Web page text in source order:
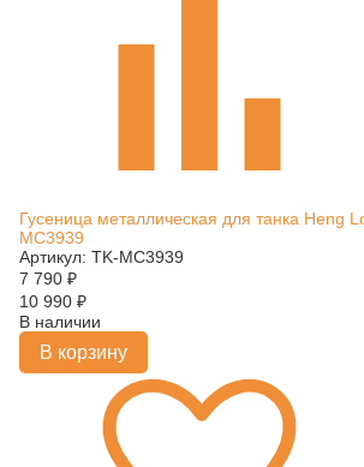
Гусеница металлическая для танка Heng
MC3939
Артикул: TK-MC3939
7 790 ₽
10 990 ₽
В наличии
В корзину